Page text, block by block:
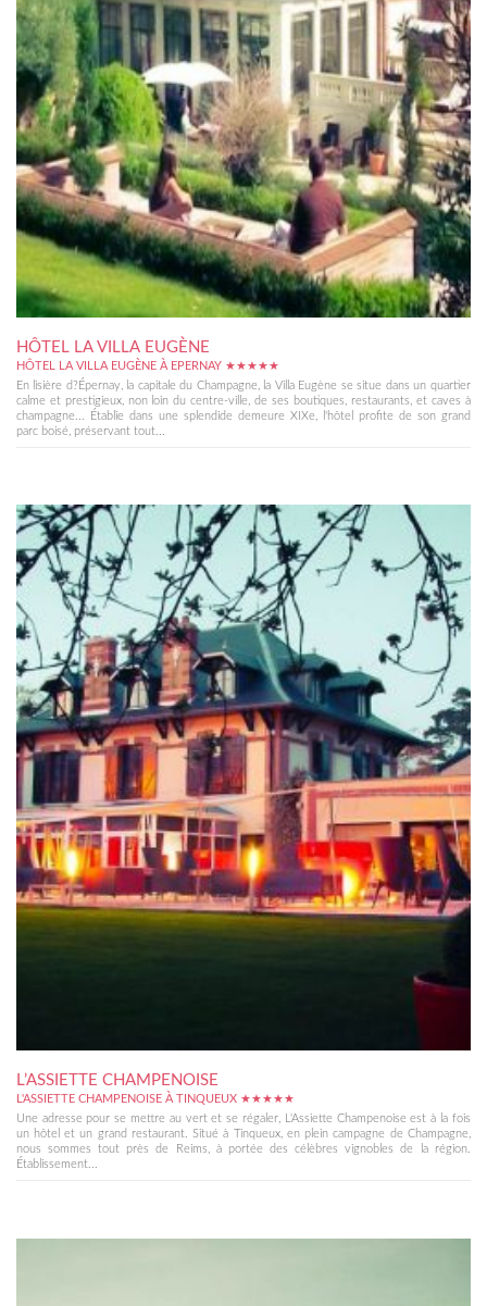
HÔTEL LA VILLA EUGÈNE
HÔTEL LA VILLA EUGÈNE À EPERNAY ★★★★★
En lisière d?Épernay, la capitale du Champagne, la Villa Eugène se situe dans un quartier
calme et prestigieux, non loin du centre-ville, de ses boutiques, restaurants, et caves à
champagne... Établie dans une splendide demeure XIXe, l'hôtel profite de son grand
parc boisé, préservant tout...
L’ASSIETTE CHAMPENOISE
L'ASSIETTE CHAMPENOISE À TINQUEUX ★★★★★
Une adresse pour se mettre au vert et se régaler, L'Assiette Champenoise est à la fois
un hôtel et un grand restaurant. Situé à Tinqueux, en plein campagne de Champagne,
nous sommes tout près de Reims, à portée des célèbres vignobles de la région.
Établissement...